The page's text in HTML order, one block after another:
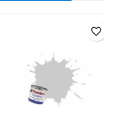
favorite_border